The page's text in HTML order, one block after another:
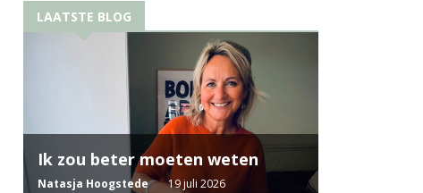
LAATSTE BLOG
Ik zou beter moeten weten
Natasja Hoogstede 19 juli 2026